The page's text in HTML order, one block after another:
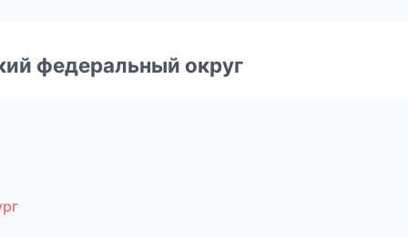
федеральный округ